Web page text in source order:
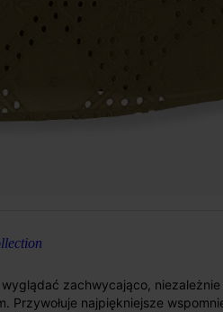
zachwycająco, niezależnie
najpiękniejsze